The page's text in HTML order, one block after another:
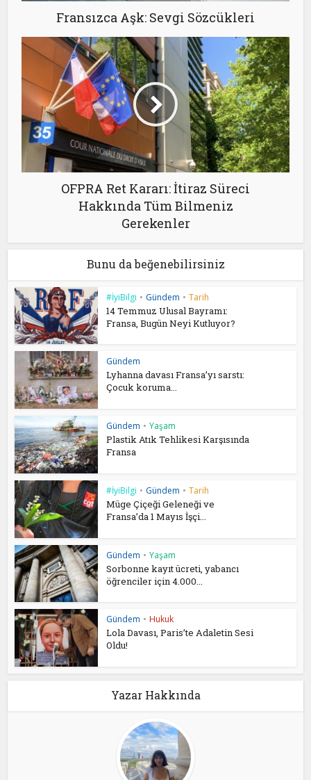
Fransızca Aşk: Sevgi Sözcükleri
OFPRA Ret Kararı: İtiraz Süreci
Hakkında Tüm Bilmeniz
Gerekenler
Bunu da beğenebilirsiniz
#İyiBilgi • Gündem • Tarih
14 Temmuz Ulusal Bayramı:
Fransa, Bugün Neyi Kutluyor?
Gündem
Lyhanna davası Fransa’yı sarstı:
Çocuk koruma...
Gündem • Yaşam
Plastik Atık Tehlikesi Karşısında
Fransa
#İyiBilgi • Gündem • Tarih
Müge Çiçeği Geleneği ve
Fransa’da 1 Mayıs İşçi...
Gündem • Yaşam
Sorbonne kayıt ücreti, yabancı
öğrenciler için 4.000...
Gündem • Hukuk
Lola Davası, Paris’te Adaletin Sesi
Oldu!
Yazar Hakkında